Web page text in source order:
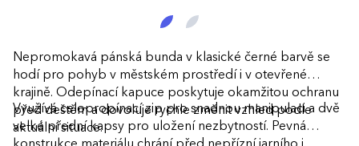
Nepromokavá pánská bunda v klasické černé barvě se
hodí pro pohyb v městském prostředí i v otevřené
krajině. Odepínací kapuce poskytuje okamžitou ochranu
před deštěm a dovoluje rychle změnit vzhled podle
aktuální situace.
Využívá celopropínací zip pro snadnou manipulaci a dvě
velké přední kapsy pro uložení nezbytností. Pevná